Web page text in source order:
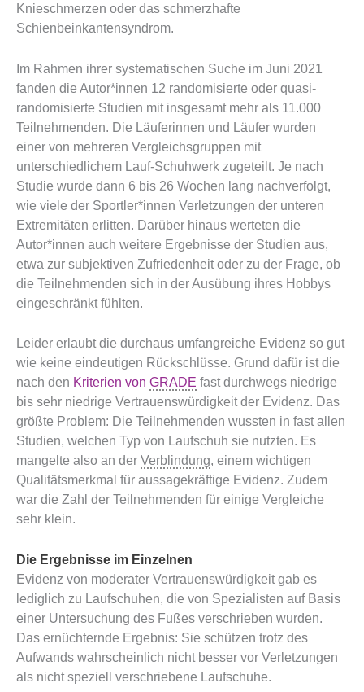
Knieschmerzen oder das schmerzhafte
Schienbeinkantensyndrom.
Im Rahmen ihrer systematischen Suche im Juni 2021
fanden die Autor*innen 12 randomisierte oder quasi-
randomisierte Studien mit insgesamt mehr als 11.000
Teilnehmenden. Die Läuferinnen und Läufer wurden
einer von mehreren Vergleichsgruppen mit
unterschiedlichem Lauf-Schuhwerk zugeteilt. Je nach
Studie wurde dann 6 bis 26 Wochen lang nachverfolgt,
wie viele der Sportler*innen Verletzungen der unteren
Extremitäten erlitten. Darüber hinaus werteten die
Autor*innen auch weitere Ergebnisse der Studien aus,
etwa zur subjektiven Zufriedenheit oder zu der Frage, ob
die Teilnehmenden sich in der Ausübung ihres Hobbys
eingeschränkt fühlten.
Leider erlaubt die durchaus umfangreiche Evidenz so gut
wie keine eindeutigen Rückschlüsse. Grund dafür ist die
nach den Kriterien von GRADE fast durchwegs niedrige
bis sehr niedrige Vertrauenswürdigkeit der Evidenz. Das
größte Problem: Die Teilnehmenden wussten in fast allen
Studien, welchen Typ von Laufschuh sie nutzten. Es
mangelte also an der Verblindung, einem wichtigen
Qualitätsmerkmal für aussagekräftige Evidenz. Zudem
war die Zahl der Teilnehmenden für einige Vergleiche
sehr klein.
Die Ergebnisse im Einzelnen
Evidenz von moderater Vertrauenswürdigkeit gab es
lediglich zu Laufschuhen, die von Spezialisten auf Basis
einer Untersuchung des Fußes verschrieben wurden.
Das ernüchternde Ergebnis: Sie schützen trotz des
Aufwands wahrscheinlich nicht besser vor Verletzungen
als nicht speziell verschriebene Laufschuhe.